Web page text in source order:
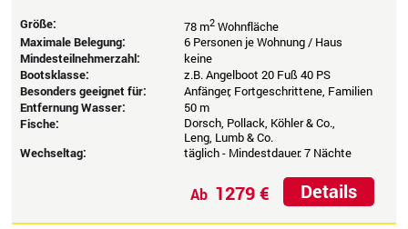
Größe: 78 m2Wohnfläche
Maximale Belegung:
6 Personen je Wohnung / Haus
Mindesteilnehmerzahl:
keine
Bootsklasse:
z.B. Angelboot 20 Fuß 40 PS
Besonders geeignet für:
Anfänger, Fortgeschrittene, Familien
Entfernung Wasser:
50 m
Fische:
Dorsch, Pollack, Köhler & Co.,
Leng, Lumb & Co.
Wechseltag:
täglich - Mindestdauer: 7 Nächte
Details
Ab 1279 €